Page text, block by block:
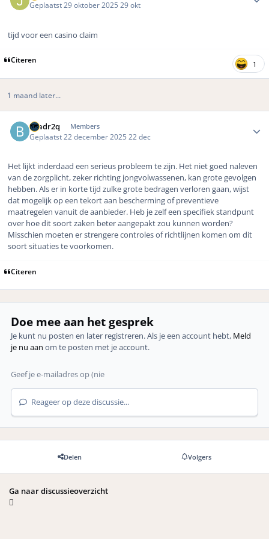
Geplaatst29 oktober 202529 okt
tijd voor een casino claim
Citeren 1
1 maand later...
bradr2q Members
Geplaatst 22 december 2025 22 dec
Het lijkt inderdaad een serieus probleem te zijn. Het niet goed naleven
van de zorgplicht, zeker richting jongvolwassenen, kan grote gevolgen
hebben. Als er in korte tijd zulke grote bedragen verloren gaan, wijst
dat mogelijk op een tekort aan bescherming of preventieve
maatregelen vanuit de aanbieder. Heb je zelf een specifiek standpunt
over hoe dit soort zaken beter aangepakt zou kunnen worden?
Misschien moeten er strengere controles of richtlijnen komen om dit
soort situaties te voorkomen.
Citeren
Doe mee aan het gesprek
Je kunt nu posten en later registreren. Als je een account hebt, Meld
je nu aan om te posten met je account.
Reageer op deze discussie...
Delen Volgers
Ga naar discussieoverzicht